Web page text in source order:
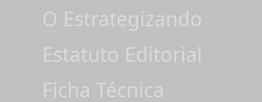
O Estrategizando
Estatuto Editorial
Ficha Técnica